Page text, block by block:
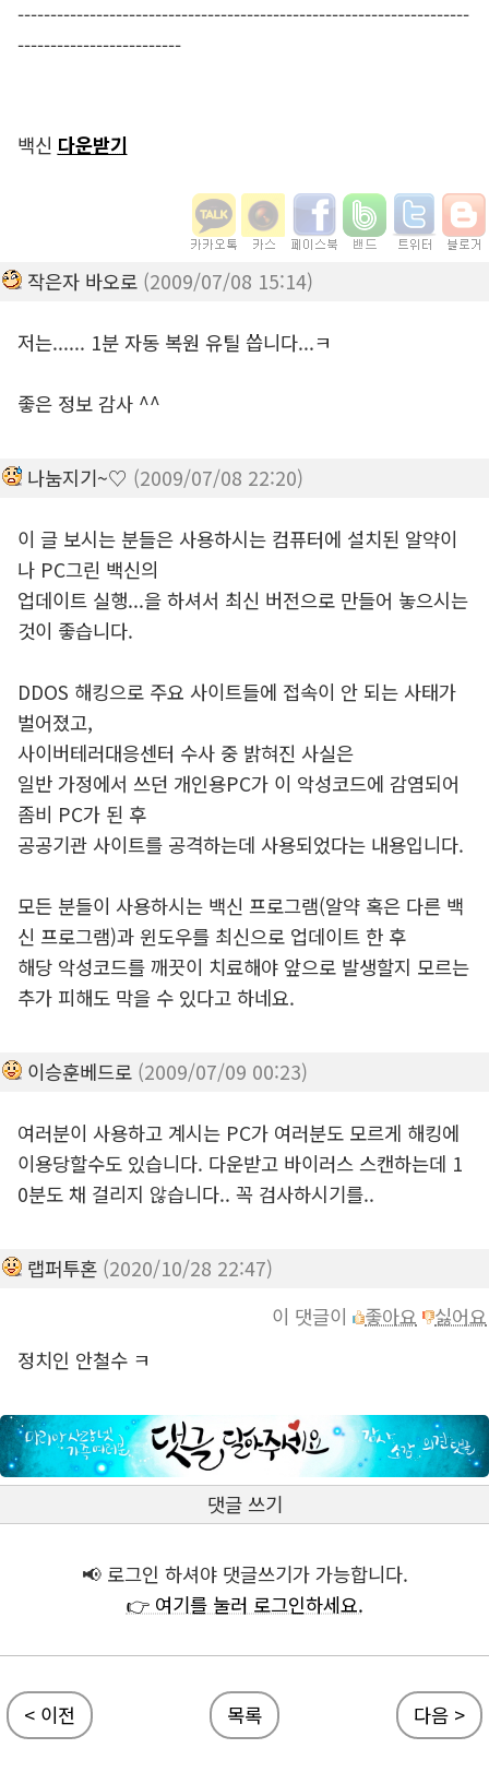
---------------------------------------------------------------------
-------------------------
백신 다운받기
작은자 바오로 (2009/07/08 15:14)
저는...... 1분 자동 복원 유틸 씁니다...ㅋ
좋은 정보 감사 ^^
나눔지기~♡ (2009/07/08 22:20)
이 글 보시는 분들은 사용하시는 컴퓨터에 설치된 알약이
나 PC그린 백신의
업데이트 실행...을 하셔서 최신 버전으로 만들어 놓으시는
것이 좋습니다.
DDOS 해킹으로 주요 사이트들에 접속이 안 되는 사태가
벌어졌고,
사이버테러대응센터 수사 중 밝혀진 사실은
일반 가정에서 쓰던 개인용PC가 이 악성코드에 감염되어
좀비 PC가 된 후
공공기관 사이트를 공격하는데 사용되었다는 내용입니다.
모든 분들이 사용하시는 백신 프로그램(알약 혹은 다른 백
신 프로그램)과 윈도우를 최신으로 업데이트 한 후
해당 악성코드를 깨끗이 치료해야 앞으로 발생할지 모르는
추가 피해도 막을 수 있다고 하네요.
이승훈베드로 (2009/07/09 00:23)
여러분이 사용하고 계시는 PC가 여러분도 모르게 해킹에
이용당할수도 있습니다. 다운받고 바이러스 스캔하는데 1
0분도 채 걸리지 않습니다.. 꼭 검사하시기를..
랩퍼투혼 (2020/10/28 22:47)
이 댓글이
좋아요
싫어요
정치인 안철수 ㅋ
댓글 쓰기
📢 로그인 하셔야 댓글쓰기가 가능합니다.
👉 여기를 눌러 로그인하세요.
< 이전 목록 다음 >